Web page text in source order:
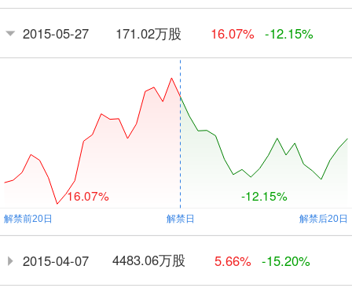
2015-05-27 171.02万股 16.07% -12.15%
16.07% -12.15%
2015-04-07 4483.06万股 5.66% -15.20%